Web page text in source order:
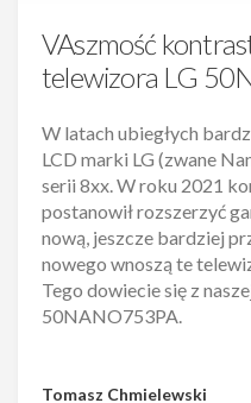
VAszmość
telewizora LG
W latach ubiegłych
LCD marki LG (zwane
serii 8xx. W roku 2021
postanowił rozszerzyć
nową, jeszcze bardziej
nowego wnoszą te
Tego dowiecie się z
50NANO753PA.
Tomasz Chmielewski